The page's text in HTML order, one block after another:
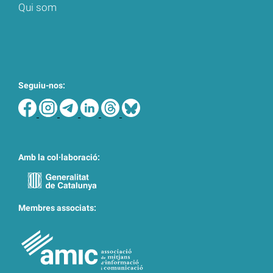
Qui som
Seguiu-nos:
Amb la col·laboració:
Membres associats: